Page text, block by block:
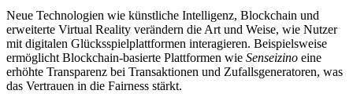
Neue Technologien wie künstliche Intelligenz, Blockchain und
erweiterte Virtual Reality verändern die Art und Weise, wie Nutzer
mit digitalen Glücksspielplattformen interagieren. Beispielsweise
ermöglicht Blockchain-basierte Plattformen wie Senseizino eine
erhöhte Transparenz bei Transaktionen und Zufallsgeneratoren, was
das Vertrauen in die Fairness stärkt.